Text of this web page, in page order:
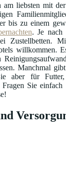
am liebsten mit
bis zu einem
. Je nach
Zustellbetten.
willkommen.
Manchmal
aber für
Fragen Sie